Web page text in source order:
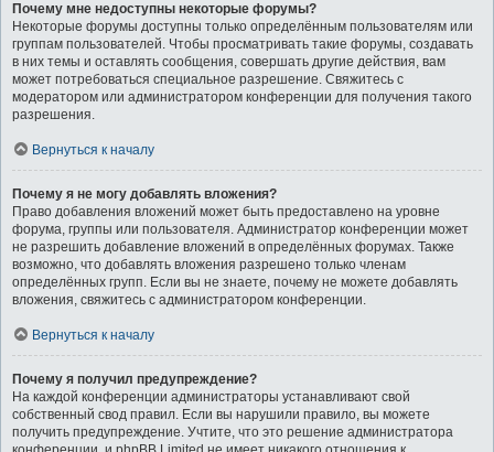
Почему мне недоступны некоторые форумы?
Некоторые форумы доступны только определённым пользователям или
группам пользователей. Чтобы просматривать такие форумы, создавать
в них темы и оставлять сообщения, совершать другие действия, вам
может потребоваться специальное разрешение. Свяжитесь с
модератором или администратором конференции для получения такого
разрешения.
Вернуться к началу
Почему я не могу добавлять вложения?
Право добавления вложений может быть предоставлено на уровне
форума, группы или пользователя. Администратор конференции может
не разрешить добавление вложений в определённых форумах. Также
возможно, что добавлять вложения разрешено только членам
определённых групп. Если вы не знаете, почему не можете добавлять
вложения, свяжитесь с администратором конференции.
Вернуться к началу
Почему я получил предупреждение?
На каждой конференции администраторы устанавливают свой
собственный свод правил. Если вы нарушили правило, вы можете
получить предупреждение. Учтите, что это решение администратора